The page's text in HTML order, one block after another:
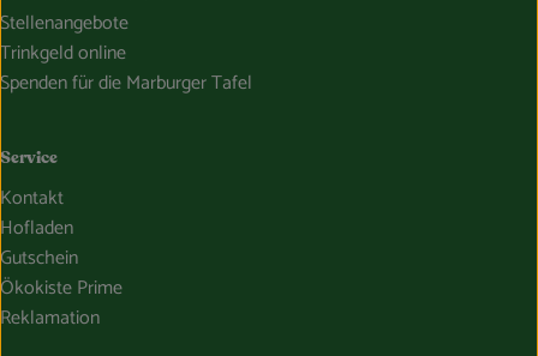
Stellenangebote
Trinkgeld online
Spenden für die Marburger Tafel
Service
Kontakt
Hofladen
Gutschein
Ökokiste Prime
Reklamation